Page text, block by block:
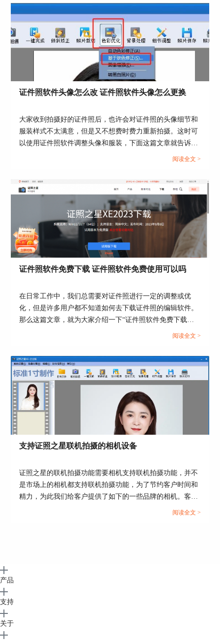
证件照软件头像怎么改 证件照软件头像怎么更换
大家收到拍摄好的证件照后，也许会对证件照的头像细节和
服装样式不太满意，但是又不想费时费力重新拍摄。这时可
以使用证件照软件调整头像和服装，下面这篇文章就告诉大
家证件照软件头像怎么改，证件照软件头像怎么更换。...
阅读全文 >
证件照软件免费下载 证件照软件免费使用可以吗
在日常工作中，我们总需要对证件照进行一定的调整或优
化，但是许多用户都不知道如何去下载证件照的编辑软件。
那么这篇文章，就为大家介绍一下“证件照软件免费下载，
证件照软件免费使用可以吗”这两个话题，相信大家在阅读
阅读全文 >
支持证照之星联机拍摄的相机设备
证照之星的联机拍摄功能需要相机支持联机拍摄功能，并不
是市场上的相机都支持联机拍摄功能，为了节约客户时间和
精力，为此我们给客户提供了如下的一些品牌的相机。客户
可以考虑下面提供的一下相机型号，更多的相机型号也可以
阅读全文 >
产品
支持
关于